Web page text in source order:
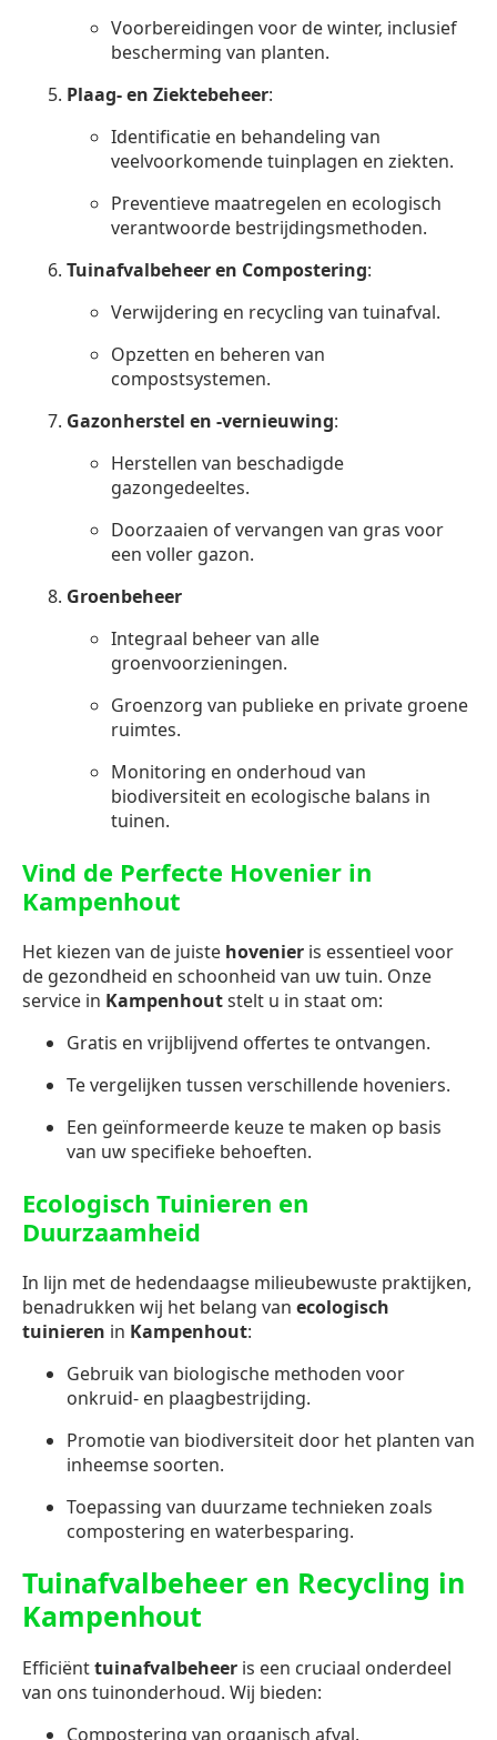
Voorbereidingen voor de winter, inclusief
bescherming van planten.
Plaag- en Ziektebeheer:
Identificatie en behandeling van
veelvoorkomende tuinplagen en ziekten.
Preventieve maatregelen en ecologisch
verantwoorde bestrijdingsmethoden.
Tuinafvalbeheer en Compostering:
Verwijdering en recycling van tuinafval.
Opzetten en beheren van
compostsystemen.
Gazonherstel en -vernieuwing:
Herstellen van beschadigde
gazongedeeltes.
Doorzaaien of vervangen van gras voor
een voller gazon.
Groenbeheer
Integraal beheer van alle
groenvoorzieningen.
Groenzorg van publieke en private groene
ruimtes.
Monitoring en onderhoud van
biodiversiteit en ecologische balans in
tuinen.
Vind de Perfecte Hovenier in
Kampenhout
Het kiezen van de juiste hovenier is essentieel voor
de gezondheid en schoonheid van uw tuin. Onze
service in Kampenhoutstelt u in staat om:
Gratis en vrijblijvend offertes te ontvangen.
Te vergelijken tussen verschillende hoveniers.
Een geïnformeerde keuze te maken op basis
van uw specifieke behoeften.
Ecologisch Tuinieren en
Duurzaamheid
In lijn met de hedendaagse milieubewuste praktijken,
benadrukken wij het belang van ecologisch
tuinieren in Kampenhout:
Gebruik van biologische methoden voor
onkruid- en plaagbestrijding.
Promotie van biodiversiteit door het planten van
inheemse soorten.
Toepassing van duurzame technieken zoals
compostering en waterbesparing.
Tuinafvalbeheer en Recycling in
Kampenhout
Efficiënttuinafvalbeheer is een cruciaal onderdeel
van ons tuinonderhoud. Wij bieden:
Compostering van organisch afval.